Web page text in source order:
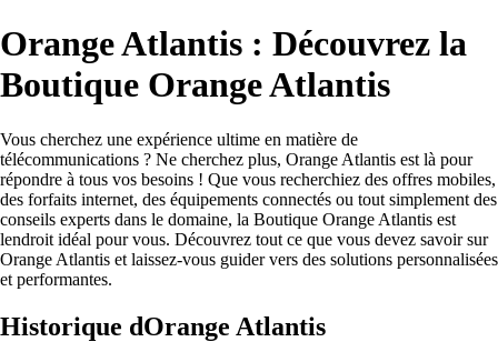
Orange Atlantis : Découvrez la
Boutique Orange Atlantis
Vous cherchez une expérience ultime en matière de
télécommunications ? Ne cherchez plus, Orange Atlantis est là pour
répondre à tous vos besoins ! Que vous recherchiez des offres mobiles,
des forfaits internet, des équipements connectés ou tout simplement des
conseils experts dans le domaine, la Boutique Orange Atlantis est
lendroit idéal pour vous. Découvrez tout ce que vous devez savoir sur
Orange Atlantis et laissez-vous guider vers des solutions personnalisées
et performantes.
Historique dOrange Atlantis